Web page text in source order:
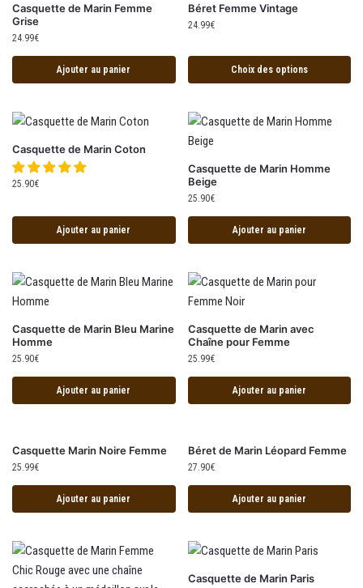
Casquette de Marin Femme
Grise
24.99€
Ajouter au panier
Béret Femme Vintage
24.99€
Choix des options
Casquette de Marin Coton
25.90€
Ajouter au panier
Casquette de Marin Homme
Beige
25.90€
Ajouter au panier
Casquette de Marin Bleu Marine
Homme
25.90€
Ajouter au panier
Casquette de Marin avec
Chaîne pour Femme
25.99€
Ajouter au panier
Casquette Marin Noire Femme
25.99€
Ajouter au panier
Béret de Marin Léopard Femme
27.90€
Ajouter au panier
Casquette de Marin Paris